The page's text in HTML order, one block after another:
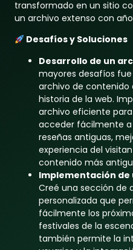
transformado en un sitio
un archivo extenso con
Desafíos y Soluciones
Desarrollo de un
mayores desafíos
archivo de contenido
historia de la web.
archivo eficiente
acceder fácilmente a
reseñas antiguas,
experiencia del
contenido más
Implementación de
Creé una sección de
personalizada que
fácilmente los
festivales de la
también permite la